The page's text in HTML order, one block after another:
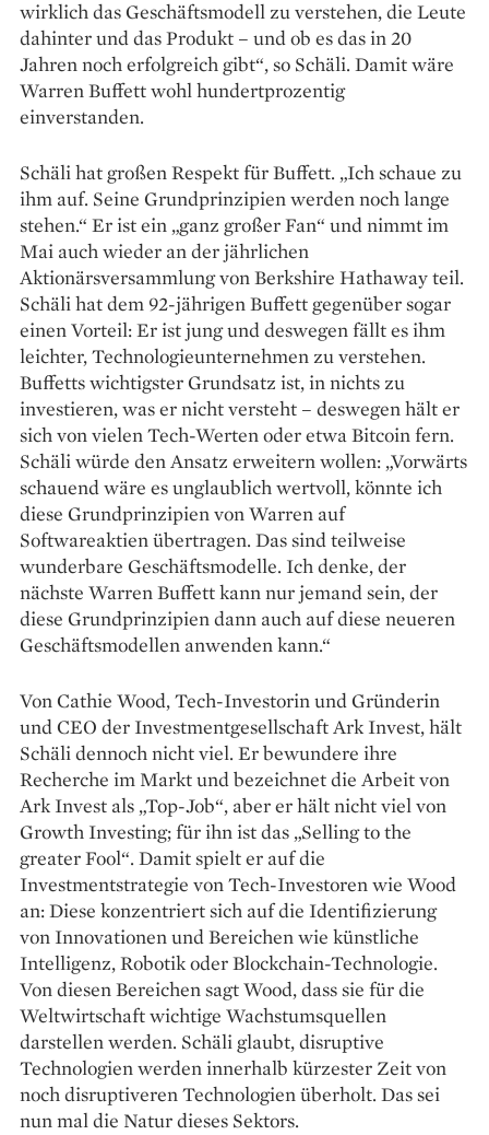
wirklich das Geschäftsmodell zu verstehen, die Leute
dahinter und das Produkt – und ob es das in 20
Jahren noch erfolgreich gibt“, so Schäli. Damit wäre
Warren Buffett wohl hundertprozentig
einverstanden.
Schäli hat großen Respekt für Buffett. „Ich schaue zu
ihm auf. Seine Grundprinzipien werden noch lange
stehen.“ Er ist ein „ganz großer Fan“ und nimmt im
Mai auch wieder an der jährlichen
Aktionärsversammlung von Berk­shire Hathaway teil.
Schäli hat dem 92-jährigen Buffett gegenüber sogar
einen Vorteil: Er ist jung und deswegen fällt es ihm
leichter, Technologie­unternehmen zu verstehen.
Buffetts wichtigster Grundsatz ist, in nichts zu
investieren, was er nicht versteht – deswegen hält er
sich von vielen Tech-Werten oder etwa Bitcoin fern.
Schäli würde den Ansatz erweitern wollen: „Vorwärts
schauend wäre es unglaublich wertvoll, könnte ich
diese Grundprinzipien von Warren auf
Softwareaktien übertragen. Das sind teilweise
wunderbare Geschäftsmodelle. Ich denke, der
nächste Warren Buffett kann nur jemand sein, der
diese Grundprinzipien dann auch auf diese neueren
Geschäftsmodellen anwenden kann.“
Von Cathie Wood, Tech-Investorin und Gründerin
und CEO der Investmentgesellschaft Ark Invest, hält
Schäli dennoch nicht viel. Er bewundere ihre
Recherche im Markt und bezeichnet die Arbeit von
Ark ­Invest als „Top-Job“, aber er hält nicht viel von
Growth Investing; für ihn ist das „Selling to the
greater Fool“. Damit spielt er auf die
Investmentstrategie von Tech-Investoren wie Wood
an: Diese konzentriert sich auf die Identi­fizierung
von Innovationen und Bereichen wie künstliche
Intelligenz, Robotik oder Blockchain-Technologie.
Von diesen Bereichen sagt Wood, dass sie für die
Weltwirtschaft wichtige Wachstumsquellen
darstellen werden. Schäli glaubt, disruptive
Technologien werden innerhalb kürzester Zeit von
noch disruptiveren Technologien überholt. Das sei
nun mal die Natur dieses Sektors.